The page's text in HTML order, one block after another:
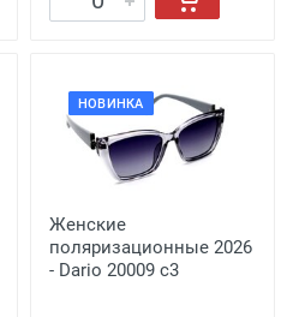
НОВИНКА
Женские
поляризационные 2026
- Dario 20009 с3